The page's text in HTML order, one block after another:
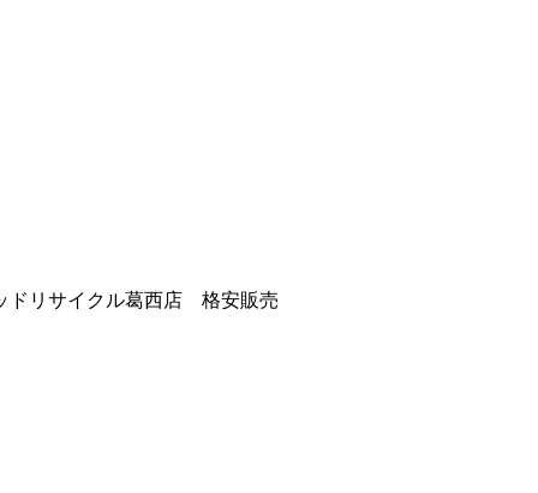
ドリサイクル葛西店 格安販売